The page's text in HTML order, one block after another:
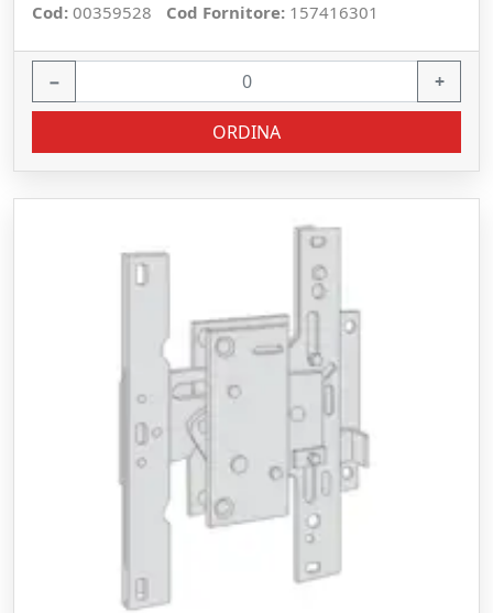
Cod: 00359528 Cod Fornitore: 157416301
− +
ORDINA